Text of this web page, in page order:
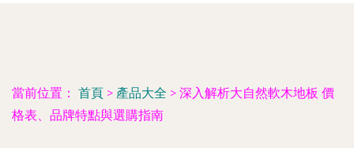
當前位置： 首頁 > 產品大全 > 深入解析大自然軟木地板 價
格表、品牌特點與選購指南